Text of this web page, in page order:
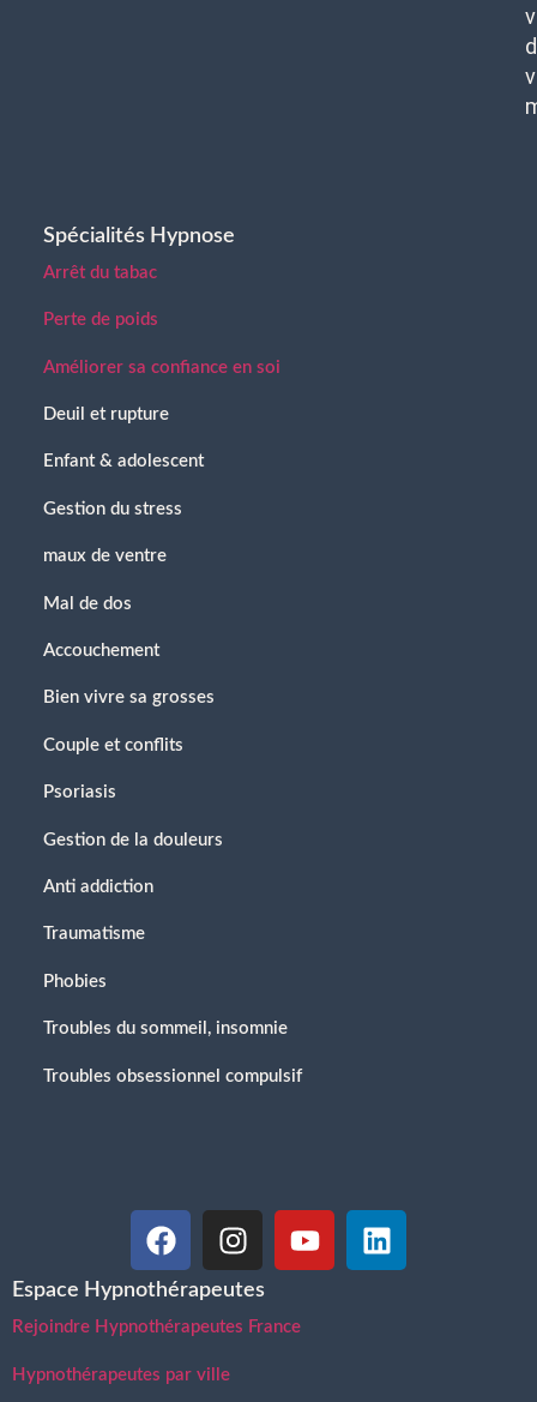
Spécialités Hypnose
Arrêt du tabac
Perte de poids
Améliorer sa confiance en soi
Deuil et rupture
Enfant & adolescent
Gestion du stress
maux de ventre
Mal de dos
Accouchement
Bien vivre sa grosses
Couple et conflits
Psoriasis
Gestion de la douleurs
Anti addiction
Traumatisme
Phobies
Troubles du sommeil, insomnie
Troubles obsessionnel compulsif
Espace Hypnothérapeutes
Rejoindre Hypnothérapeutes France
Hypnothérapeutes par ville